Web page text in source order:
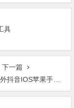
具
下一篇
苹果手机免拔卡2022教程